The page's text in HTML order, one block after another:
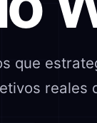
que
reales